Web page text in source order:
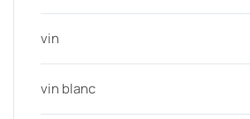
vin
vin blanc